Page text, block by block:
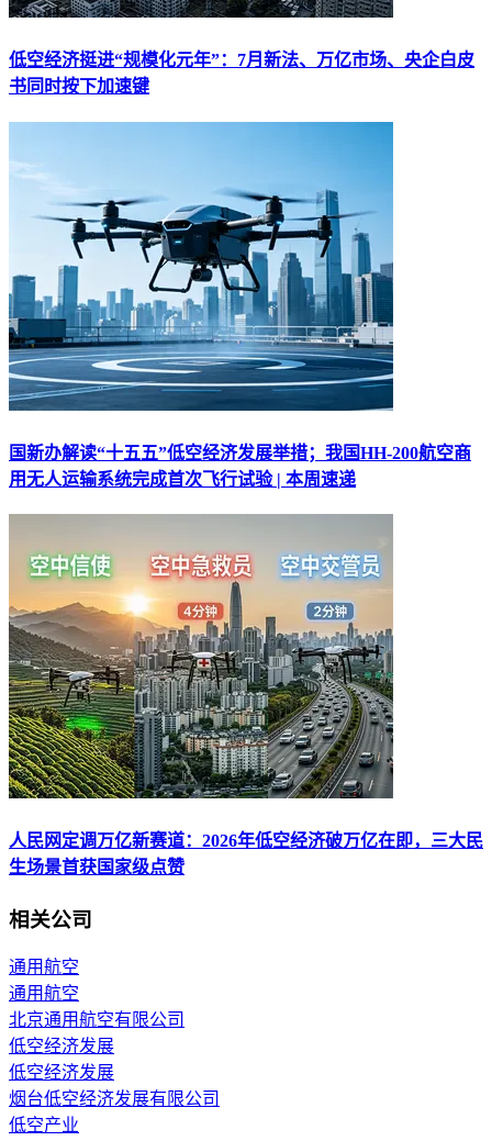
低空经济挺进“规模化元年”：7月新法、万亿市场、央企白皮
书同时按下加速键
国新办解读“十五五”低空经济发展举措；我国HH-200航空商
用无人运输系统完成首次飞行试验 | 本周速递
人民网定调万亿新赛道：2026年低空经济破万亿在即，三大民
生场景首获国家级点赞
相关公司
通用航空
通用航空
北京通用航空有限公司
低空经济发展
低空经济发展
烟台低空经济发展有限公司
低空产业